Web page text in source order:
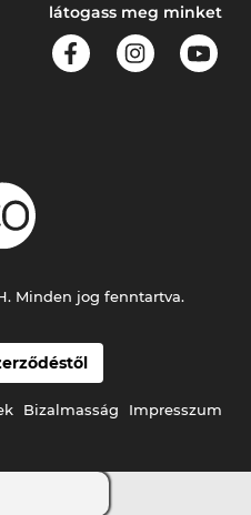
látogass meg minket
Bizalmasság Impresszum
Minden jog fenntartva.